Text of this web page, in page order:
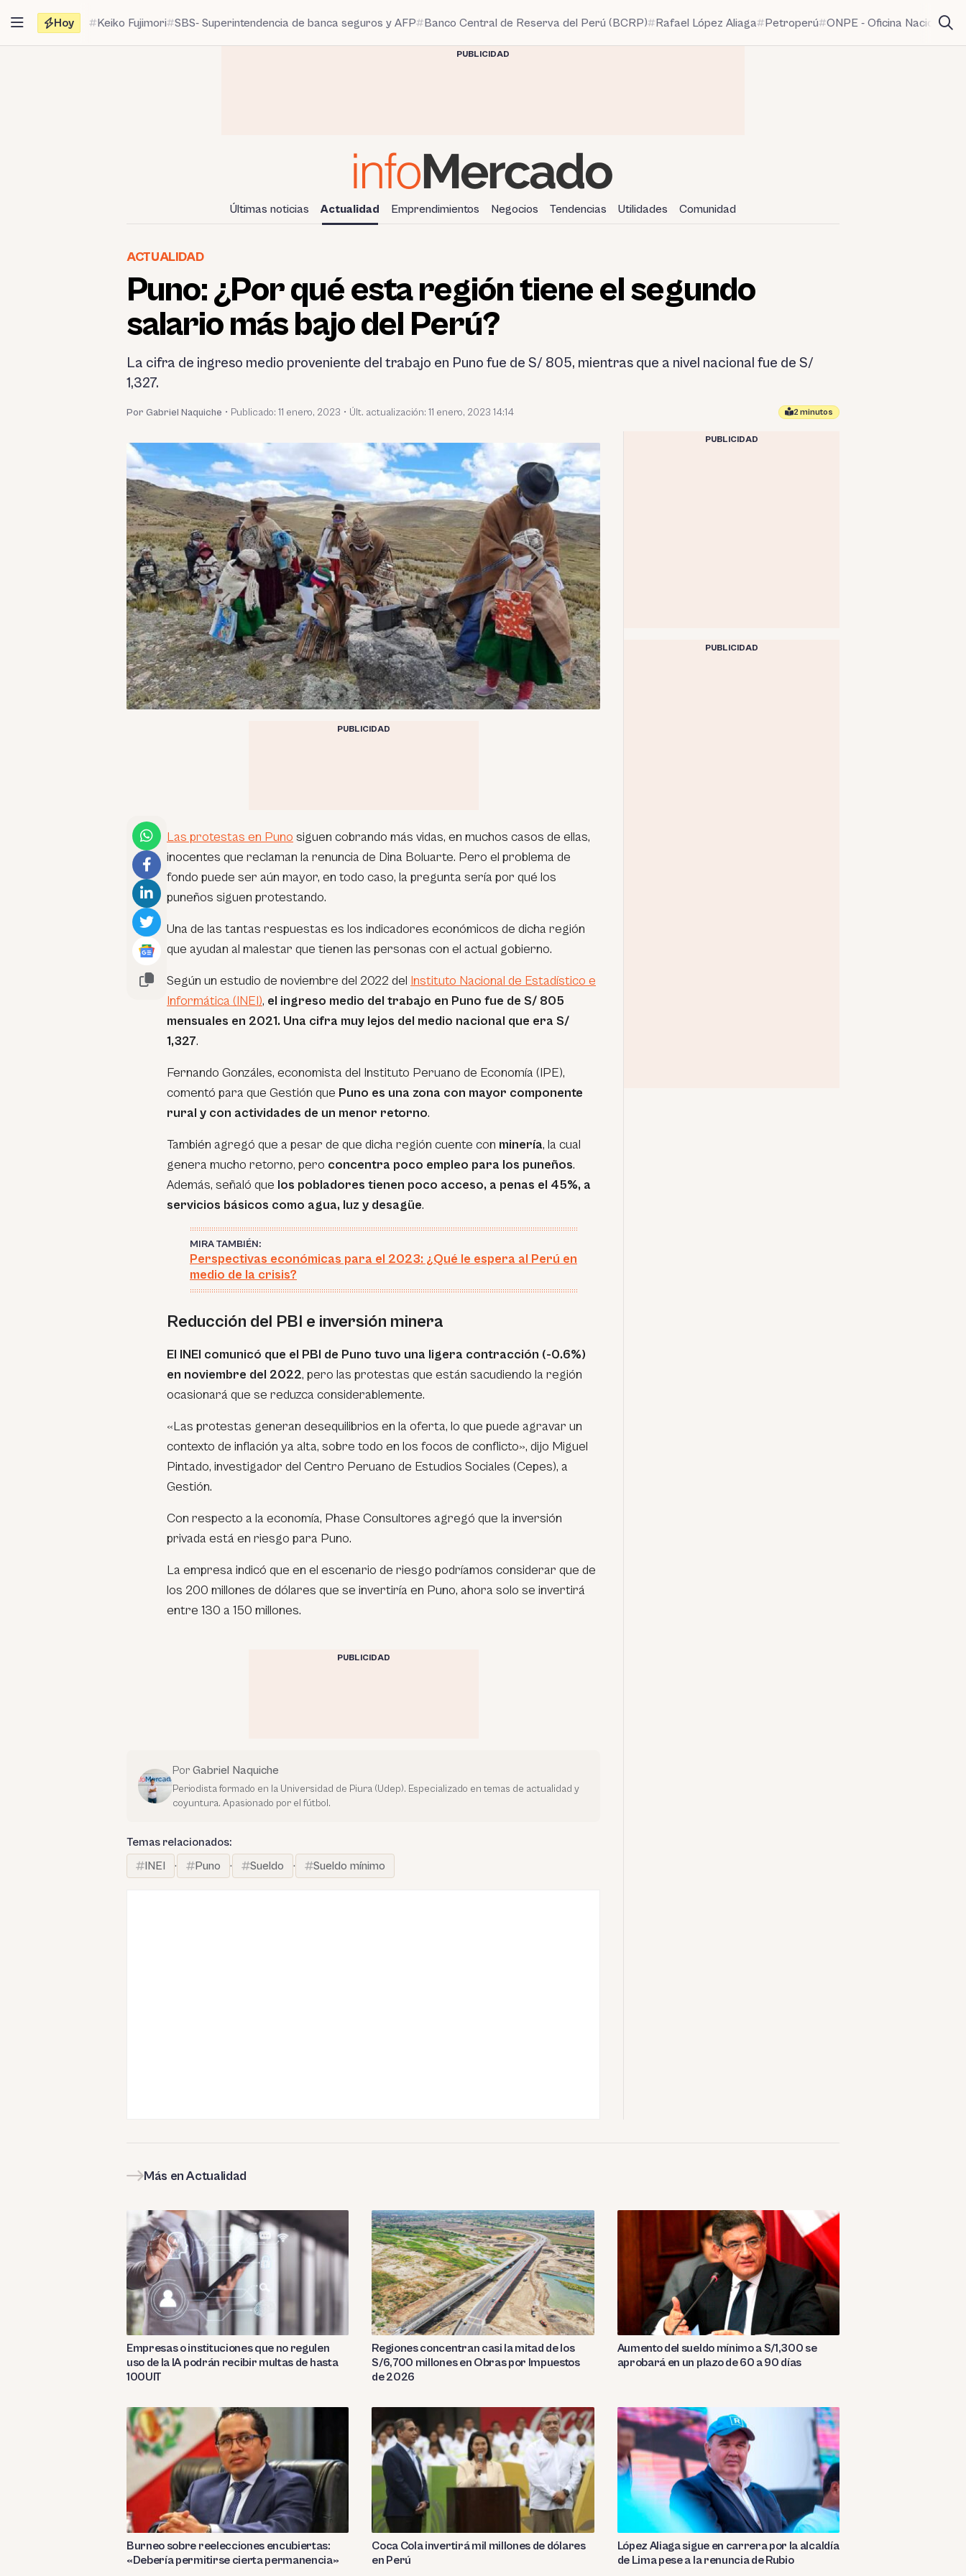
contenido
Hoy Keiko Fujimori SBS- Superintendencia de banca seguros y AFP Banco Central de Reserva del Perú (BCRP) Rafael López Aliaga Petroperú ONPE - Oficina Nacional
PUBLICIDAD
Últimas noticias Actualidad Emprendimientos Negocios Tendencias Utilidades Comunidad
ACTUALIDAD
Puno: ¿Por qué esta región tiene el segundo
salario más bajo del Perú?
La cifra de ingreso medio proveniente del trabajo en Puno fue de S/ 805, mientras que a nivel nacional fue de S/
1,327.
Por Gabriel Naquiche • Publicado: 11 enero, 2023 • Últ. actualización: 11 enero, 2023 14:14 2 minutos
PUBLICIDAD
Las protestas en Puno siguen cobrando más vidas, en muchos casos de ellas,
inocentes que reclaman la renuncia de Dina Boluarte. Pero el problema de
fondo puede ser aún mayor, en todo caso, la pregunta sería por qué los
puneños siguen protestando.
Una de las tantas respuestas es los indicadores económicos de dicha región
que ayudan al malestar que tienen las personas con el actual gobierno.
Según un estudio de noviembre del 2022 del Instituto Nacional de Estadístico e
Informática (INEI), el ingreso medio del trabajo en Puno fue de S/ 805
mensuales en 2021. Una cifra muy lejos del medio nacional que era S/
1,327.
Fernando Gonzáles, economista del Instituto Peruano de Economía (IPE),
comentó para que Gestión que Puno es una zona con mayor componente
rural y con actividades de un menor retorno.
También agregó que a pesar de que dicha región cuente con minería, la cual
genera mucho retorno, pero concentra poco empleo para los puneños.
Además, señaló que los pobladores tienen poco acceso, a penas el 45%, a
servicios básicos como agua, luz y desagüe.
MIRA TAMBIÉN:
Perspectivas económicas para el 2023: ¿Qué le espera al Perú en
medio de la crisis?
Reducción del PBI e inversión minera
El INEI comunicó que el PBI de Puno tuvo una ligera contracción (-0.6%)
en noviembre del 2022, pero las protestas que están sacudiendo la región
ocasionará que se reduzca considerablemente.
«Las protestas generan desequilibrios en la oferta, lo que puede agravar un
contexto de inflación ya alta, sobre todo en los focos de conflicto», dijo Miguel
Pintado, investigador del Centro Peruano de Estudios Sociales (Cepes), a
Gestión.
Con respecto a la economía, Phase Consultores agregó que la inversión
privada está en riesgo para Puno.
La empresa indicó que en el escenario de riesgo podríamos considerar que de
los 200 millones de dólares que se invertiría en Puno, ahora solo se invertirá
entre 130 a 150 millones.
PUBLICIDAD
Por Gabriel Naquiche
Periodista formado en la Universidad de Piura (Udep). Especializado en temas de actualidad y
coyuntura. Apasionado por el fútbol.
Temas relacionados:
INEI
· Puno · Sueldo · Sueldo mínimo
PUBLICIDAD
PUBLICIDAD
Más en Actualidad
Empresas o instituciones que no regulen
uso de la IA podrán recibir multas de hasta
100UIT
Regiones concentran casi la mitad de los
S/6,700 millones en Obras por Impuestos
de 2026
Aumento del sueldo mínimo a S/1,300 se
aprobará en un plazo de 60 a 90 días
Burneo sobre reelecciones encubiertas:
«Debería permitirse cierta permanencia»
Coca Cola invertirá mil millones de dólares
en Perú
López Aliaga sigue en carrera por la alcaldía
de Lima pese a la renuncia de Rubio